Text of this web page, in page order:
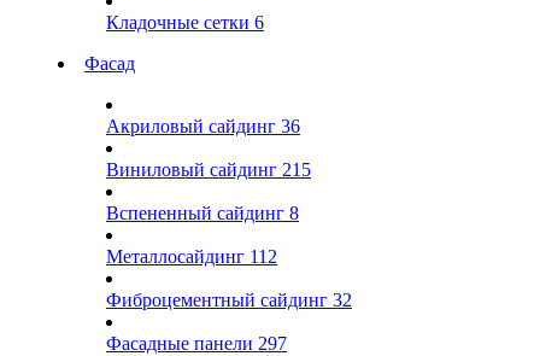
Кладочные сетки 6
Фасад
Акриловый сайдинг 36
Виниловый сайдинг 215
Вспененный сайдинг 8
Металлосайдинг 112
Фиброцементный сайдинг 32
Фасадные панели 297